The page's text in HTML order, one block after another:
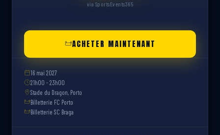
via SportsEvents365
ACHETER MAINTENANT
16 mai 2027
21h00 - 23h00
Stade du Dragon, Porto
Billetterie FC Porto
Billetterie SC Braga